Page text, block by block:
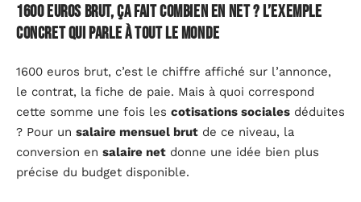
1600 euros brut, ça fait combien en net ? L’exemple
concret qui parle à tout le monde
1600 euros brut, c’est le chiffre affiché sur l’annonce,
le contrat, la fiche de paie. Mais à quoi correspond
cette somme une fois les cotisations sociales déduites
? Pour un salaire mensuel brut de ce niveau, la
conversion en salaire net donne une idée bien plus
précise du budget disponible.